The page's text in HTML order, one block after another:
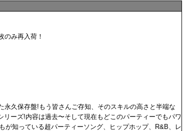
のみ再入荷！
久保存盤!もう皆さんご存知、そのスキルの高さと半端な
ーズ!内容は過去〜そして現在もどこのパーティーでもパワ
知っている超パーティーソング、ヒップホップ、R&B、レ